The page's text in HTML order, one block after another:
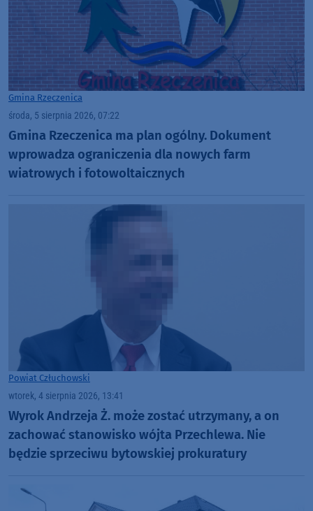
Gmina Rzeczenica
środa, 5 sierpnia 2026, 07:22
Gmina Rzeczenica ma plan ogólny. Dokument
wprowadza ograniczenia dla nowych farm
wiatrowych i fotowoltaicznych
Powiat Człuchowski
wtorek, 4 sierpnia 2026, 13:41
Wyrok Andrzeja Ż. może zostać utrzymany, a on
zachować stanowisko wójta Przechlewa. Nie
będzie sprzeciwu bytowskiej prokuratury